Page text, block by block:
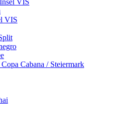
VIS
Cabana / Steiermark